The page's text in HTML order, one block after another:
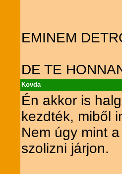
EMINEM
DE TE
Kovda
Én akkor is
kezdték, miből
Nem úgy mint
szolizni járjon.